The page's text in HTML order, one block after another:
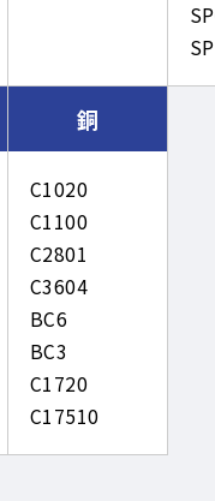
銅
C1020
C1100
C2801
C3604
BC6
BC3
C1720
C17510